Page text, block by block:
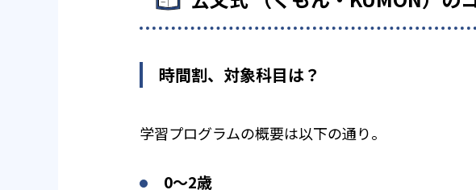
時間割、対象科目は？
学習プログラムの概要は以下の通り。
0〜2歳